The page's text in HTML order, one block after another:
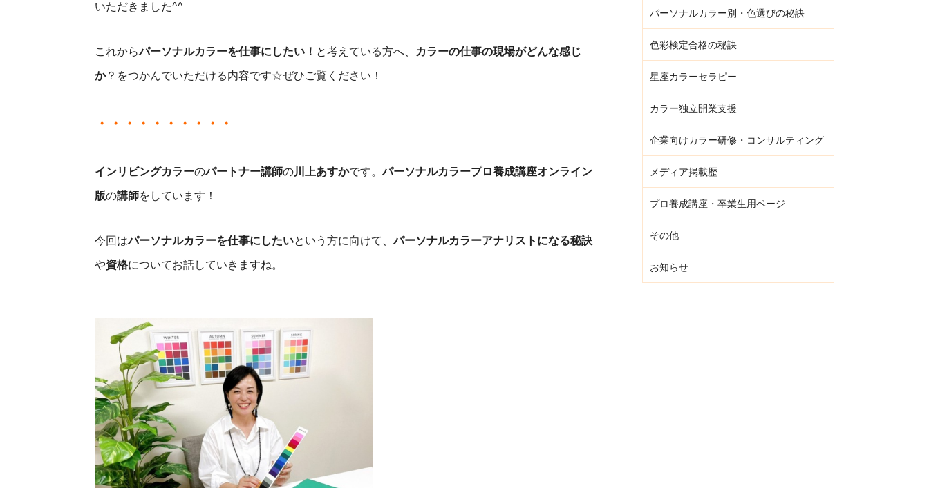
いただきました^^
これからパーソナルカラーを仕事にしたい！ と考えている方へ、 カラーの仕事の現場がどんな感じ
か？をつかんでいただける内容です☆ぜひご覧ください！
・・・・・・・・・・
インリビングカラーのパートナー講師の川上あすかです。パーソナルカラープロ養成講座オンライン
版の講師をしています！
今回はパーソナルカラーを仕事にしたいという方に向けて、パーソナルカラーアナリストになる秘訣
や資格についてお話していきますね。
パーソナルカラー別・色選びの秘訣
色彩検定合格の秘訣
星座カラーセラピー
カラー独立開業支援
企業向けカラー研修・コンサルティング
メディア掲載歴
プロ養成講座・卒業生用ページ
その他
お知らせ